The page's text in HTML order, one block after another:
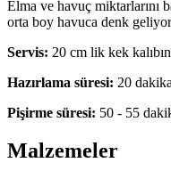
Elma ve havuç miktarlarını
orta boy havuca denk
Servis: 20 cm lik kek
Hazırlama süresi: 20 dakika
Pişirme süresi: 50 - 55
Malzemeler